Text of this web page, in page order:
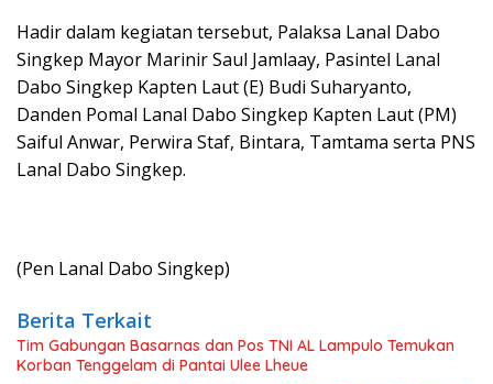
Hadir dalam kegiatan tersebut, Palaksa Lanal Dabo
Singkep Mayor Marinir Saul Jamlaay, Pasintel Lanal
Dabo Singkep Kapten Laut (E) Budi Suharyanto,
Danden Pomal Lanal Dabo Singkep Kapten Laut (PM)
Saiful Anwar, Perwira Staf, Bintara, Tamtama serta PNS
Lanal Dabo Singkep.
(Pen Lanal Dabo Singkep)
Berita Terkait
Tim Gabungan Basarnas dan Pos TNI AL Lampulo Temukan
Korban Tenggelam di Pantai Ulee Lheue